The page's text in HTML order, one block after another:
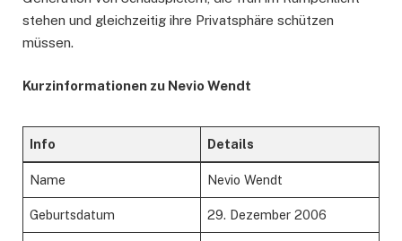
stehen und gleichzeitig ihre Privatsphäre schützen
müssen.
Kurzinformationen zu Nevio Wendt
Info Details
Name Nevio Wendt
Geburtsdatum 29. Dezember 2006